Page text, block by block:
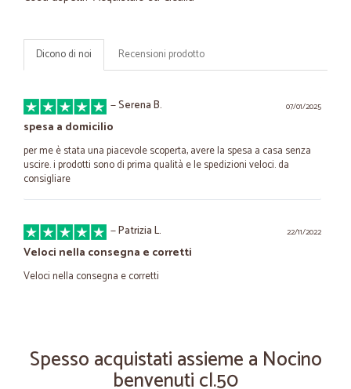
Dicono di noi Recensioni prodotto
07/01/2025
—Serena B.
spesa a domicilio
per me è stata una piacevole scoperta, avere la spesa a casa senza
uscire. i prodotti sono di prima qualità e le spedizioni veloci. da
consigliare
22/11/2022
—Patrizia L.
Veloci nella consegna e corretti
Veloci nella consegna e corretti
Tutto bene ma...
Tutto bene. A parte la tipologia delle clementine ricevute. Non proprio
Spesso acquistati assieme a Nocino
benvenuti cl.50